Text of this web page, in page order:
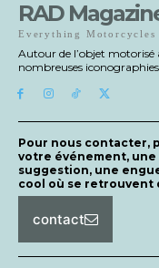
RAD
Everything Motorcycles
Autour de l’objet motorisé
nombreuses iconographies
Pour nous contacter,
votre événement,
suggestion, une
cool où se retrouvent
contact